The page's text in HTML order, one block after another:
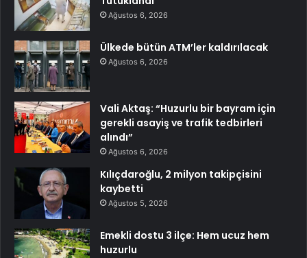
Ağustos 6, 2026
Ülkede bütün ATM’ler kaldırılacak
Ağustos 6, 2026
Vali Aktaş: “Huzurlu bir bayram için
gerekli asayiş ve trafik tedbirleri
alındı”
Ağustos 6, 2026
Kılıçdaroğlu, 2 milyon takipçisini
kaybetti
Ağustos 5, 2026
Emekli dostu 3 ilçe: Hem ucuz hem
huzurlu